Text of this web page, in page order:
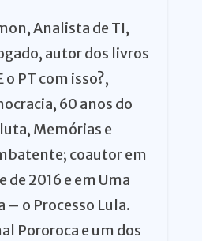
Analista de TI,
autor dos livros
PT com isso?,
60 anos do
Memórias e
coautor em
de 2016 e em Uma
– o Processo Lula.
Pororoca e um dos